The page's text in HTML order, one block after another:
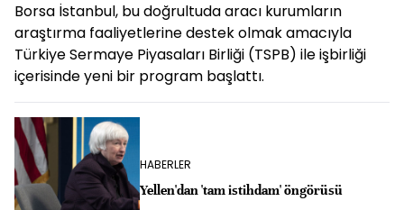
Borsa İstanbul, bu doğrultuda aracı kurumların
araştırma faaliyetlerine destek olmak amacıyla
Türkiye Sermaye Piyasaları Birliği (TSPB) ile işbirliği
içerisinde yeni bir program başlattı.
HABERLER
Yellen'dan 'tam istihdam' öngörüsü